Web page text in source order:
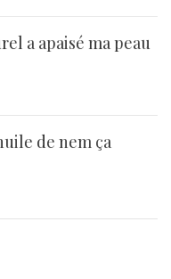
a apaisé ma peau
de nem ça